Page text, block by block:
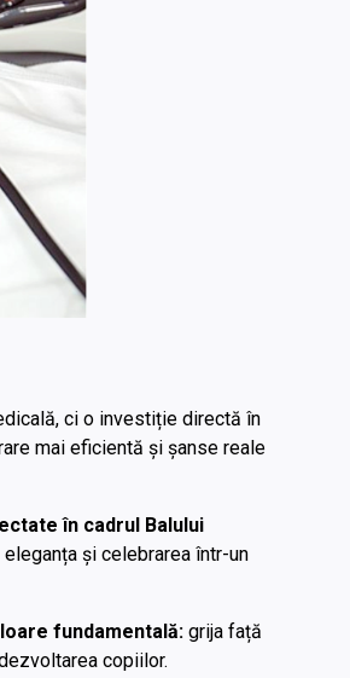
ci o investiție directă în
mai eficientă și șanse reale
în cadrul Balului
și celebrarea într-un
fundamentală: grija față
copiilor.